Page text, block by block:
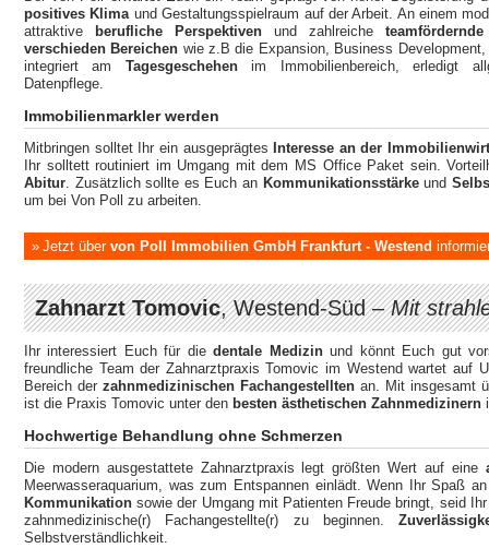
positives Klimaund Gestaltungsspielraum auf der Arbeit. An einem
attraktive berufliche Perspektiven und zahlreiche
verschieden Bereichen wie z.B die Expansion, Business
integriert am Tagesgeschehenim Immobilienbereich, erledigt
Datenpflege.
Immobilienmarkler werden
Mitbringen solltet Ihr ein ausgeprägtes Interesse an der
Ihr solltett routiniert im Umgang mit dem MS Office Paket sein.
Abitur. Zusätzlich sollte es Euch an Kommunikationsstärkeund
um bei Von Poll zu arbeiten.
Jetzt über von Poll Immobilien GmbH Frankfurt - Westend
Zahnarzt Tomovic, Westend-Süd –Mit
Ihr interessiert Euch für diedentale Medizinund könnt Euch gut
freundliche Team der Zahnarztpraxis Tomovic im Westend wartet auf
Bereich der zahnmedizinischen Fachangestellten an. Mit insgesamt
ist die Praxis Tomovic unter den besten ästhetischen Zahnmedizinern
Hochwertige Behandlung ohne Schmerzen
Die modern ausgestattete Zahnarztpraxis legt größten Wert auf eine
Meerwasseraquarium, was zum Entspannen einlädt. Wenn Ihr Spaß
Kommunikationsowie der Umgang mit Patienten Freude bringt, seid
zahnmedizinische(r) Fachangestellte(r) zu beginnen.
Selbstverständlichkeit.